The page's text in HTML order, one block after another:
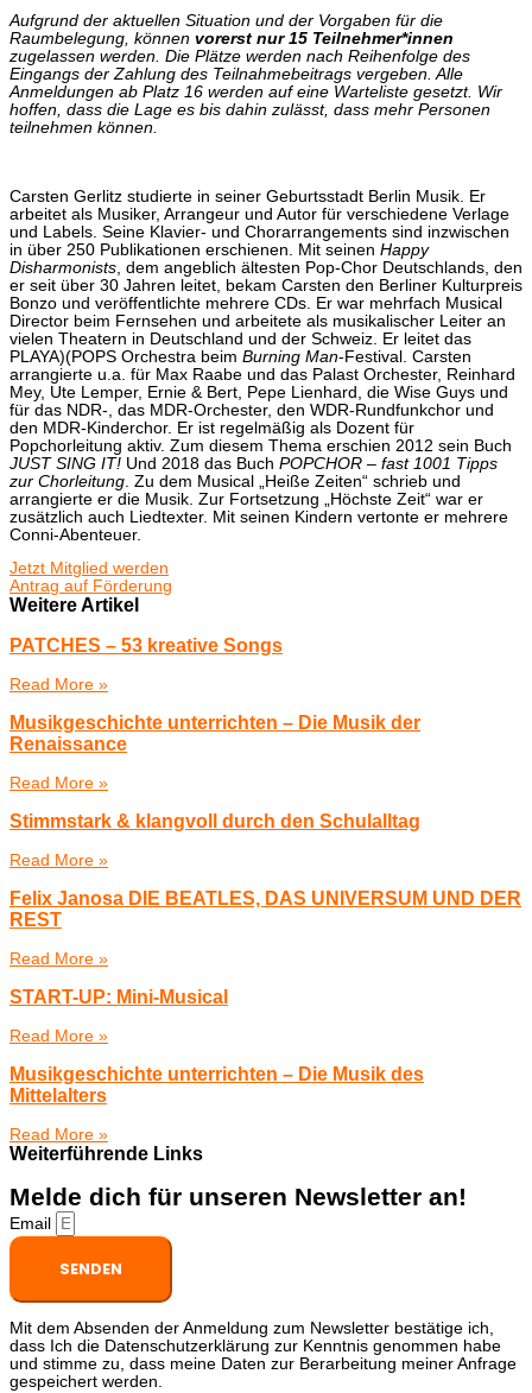
Aufgrund der aktuellen Situation und der Vorgaben für die
Raumbelegung, können vorerst nur 15 Teilnehmer*innen
zugelassen werden. Die Plätze werden nach Reihenfolge des
Eingangs der Zahlung des Teilnahmebeitrags vergeben. Alle
Anmeldungen ab Platz 16 werden auf eine Warteliste gesetzt. Wir
hoffen, dass die Lage es bis dahin zulässt, dass mehr Personen
teilnehmen können.
Carsten Gerlitz studierte in seiner Geburtsstadt Berlin Musik. Er
arbeitet als Musiker, Arrangeur und Autor für verschiedene Verlage
und Labels. Seine Klavier- und Chorarrangements sind inzwischen
in über 250 Publikationen erschienen. Mit seinen Happy
Disharmonists , dem angeblich ältesten Pop-Chor Deutschlands, den
er seit über 30 Jahren leitet, bekam Carsten den Berliner Kulturpreis
Bonzo und veröffentlichte mehrere CDs. Er war mehrfach Musical
Director beim Fernsehen und arbeitete als musikalischer Leiter an
vielen Theatern in Deutschland und der Schweiz. Er leitet das
PLAYA)(POPS Orchestra beim Burning Man-Festival. Carsten
arrangierte u.a. für Max Raabe und das Palast Orchester, Reinhard
Mey, Ute Lemper, Ernie & Bert, Pepe Lienhard, die Wise Guys und
für das NDR-, das MDR-Orchester, den WDR-Rundfunkchor und
den MDR-Kinderchor. Er ist regelmäßig als Dozent für
Popchorleitung aktiv. Zum diesem Thema erschien 2012 sein Buch
JUST SING IT! Und 2018 das Buch POPCHOR – fast 1001 Tipps
zur Chorleitung . Zu dem Musical „Heiße Zeiten“ schrieb und
arrangierte er die Musik. Zur Fortsetzung „Höchste Zeit“ war er
zusätzlich auch Liedtexter. Mit seinen Kindern vertonte er mehrere
Conni-Abenteuer.
Jetzt Mitglied werden
Antrag auf Förderung
Weitere Artikel
PATCHES – 53 kreative Songs
Read More »
Musikgeschichte unterrichten – Die Musik der
Renaissance
Read More »
Stimmstark & klangvoll durch den Schulalltag
Read More »
Felix Janosa DIE BEATLES, DAS UNIVERSUM UND DER
REST
Read More »
START-UP: Mini-Musical
Read More »
Musikgeschichte unterrichten – Die Musik des
Mittelalters
Read More »
Weiterführende Links
Melde dich für unseren Newsletter an!
Email
SENDEN
Mit dem Absenden der Anmeldung zum Newsletter bestätige ich,
dass Ich die Datenschutzerklärung zur Kenntnis genommen habe
und stimme zu, dass meine Daten zur Berarbeitung meiner Anfrage
gespeichert werden.